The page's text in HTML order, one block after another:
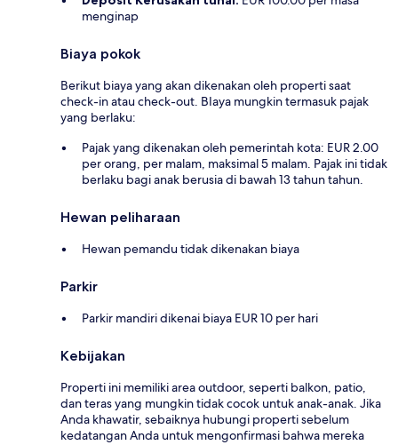
menginap
Biaya pokok
Berikut biaya yang akan dikenakan oleh properti saat
check-in atau check-out. BIaya mungkin termasuk pajak
yang berlaku:
Pajak yang dikenakan oleh pemerintah kota: EUR 2.00
per orang, per malam, maksimal 5 malam. Pajak ini tidak
berlaku bagi anak berusia di bawah 13 tahun tahun.
Hewan peliharaan
Hewan pemandu tidak dikenakan biaya
Parkir
Parkir mandiri dikenai biaya EUR 10 per hari
Kebijakan
Properti ini memiliki area outdoor, seperti balkon, patio,
dan teras yang mungkin tidak cocok untuk anak-anak. Jika
Anda khawatir, sebaiknya hubungi properti sebelum
kedatangan Anda untuk mengonfirmasi bahwa mereka